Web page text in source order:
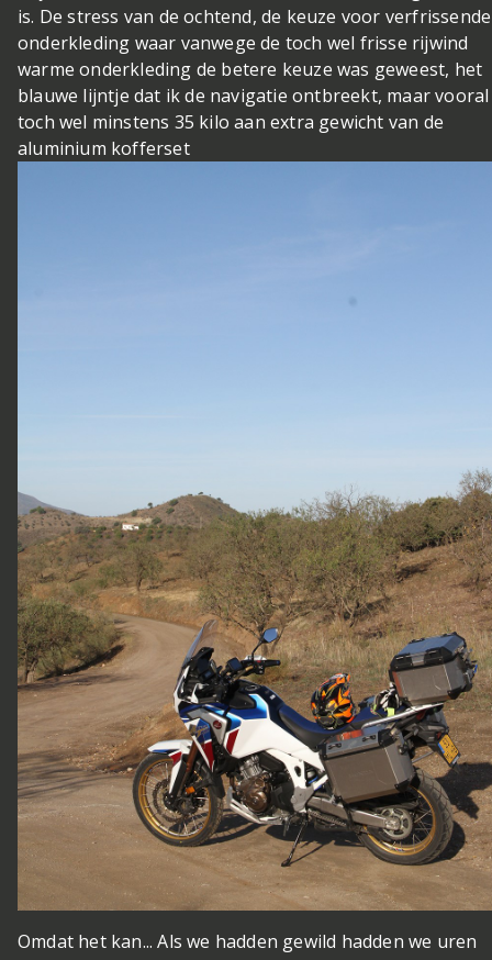
is. De stress van de ochtend, de keuze voor verfrissende
onderkleding waar vanwege de toch wel frisse rijwind
warme onderkleding de betere keuze was geweest, het
blauwe lijntje dat ik de navigatie ontbreekt, maar vooral
toch wel minstens 35 kilo aan extra gewicht van de
aluminium kofferset
Omdat het kan... Als we hadden gewild hadden we uren